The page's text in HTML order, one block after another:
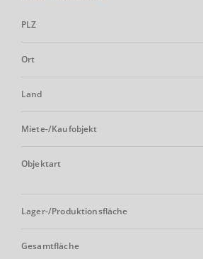
PLZ
Ort
Land
Miete-/Kaufobjekt
Objektart
Lager-/Produktionsfläche
Gesamtfläche